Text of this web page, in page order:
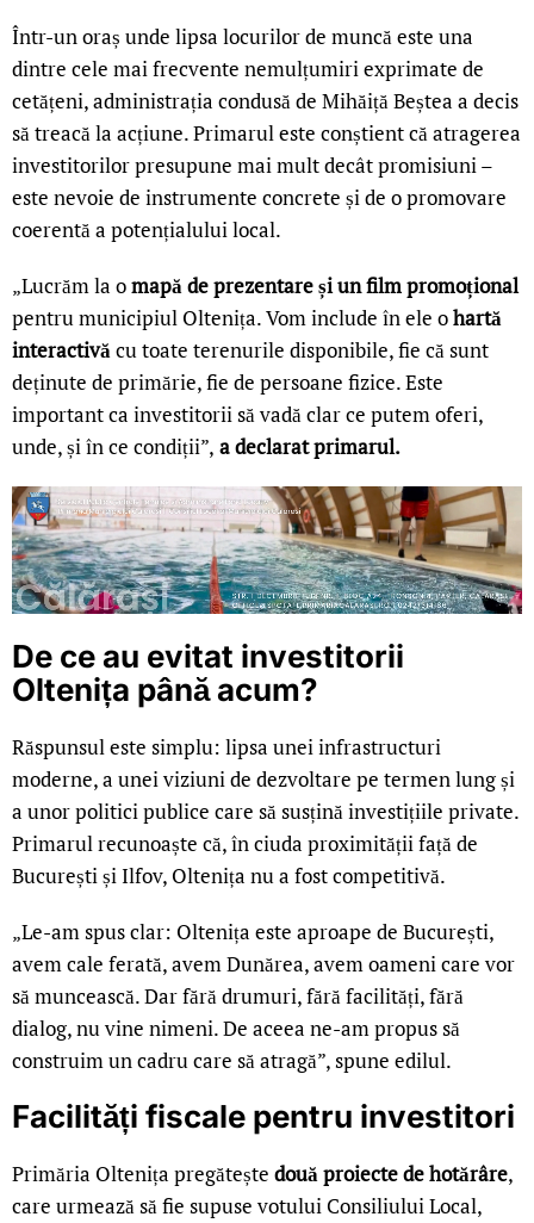
Într-un oraș unde lipsa locurilor de muncă este una
dintre cele mai frecvente nemulțumiri exprimate de
cetățeni, administrația condusă de Mihăiță Beștea a decis
să treacă la acțiune. Primarul este conștient că atragerea
investitorilor presupune mai mult decât promisiuni –
este nevoie de instrumente concrete și de o promovare
coerentă a potențialului local.
„Lucrăm la omapă de prezentare și un film promoțional
pentru municipiul Oltenița. Vom include în ele ohartă
interactivăcu toate terenurile disponibile, fie că sunt
deținute de primărie, fie de persoane fizice. Este
important ca investitorii să vadă clar ce putem oferi,
unde, și în ce condiții”, a declarat primarul.
De ce au evitat investitorii
Oltenița până acum?
Răspunsul este simplu: lipsa unei infrastructuri
moderne, a unei viziuni de dezvoltare pe termen lung și
a unor politici publice care să susțină investițiile private.
Primarul recunoaște că, în ciuda proximității față de
București și Ilfov, Oltenița nu a fost competitivă.
„Le-am spus clar: Oltenița este aproape de București,
avem cale ferată, avem Dunărea, avem oameni care vor
să muncească. Dar fără drumuri, fără facilități, fără
dialog, nu vine nimeni. De aceea ne-am propus să
construim un cadru care să atragă”, spune edilul.
Facilități fiscale pentru investitori
Primăria Oltenița pregătește două proiecte de hotărâre,
care urmează să fie supuse votului Consiliului Local,